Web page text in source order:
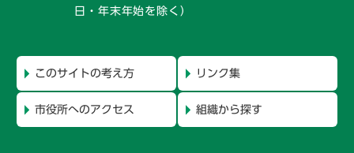
日・年末年始を除く）
このサイトの考え方 リンク集
市役所へのアクセス 組織から探す